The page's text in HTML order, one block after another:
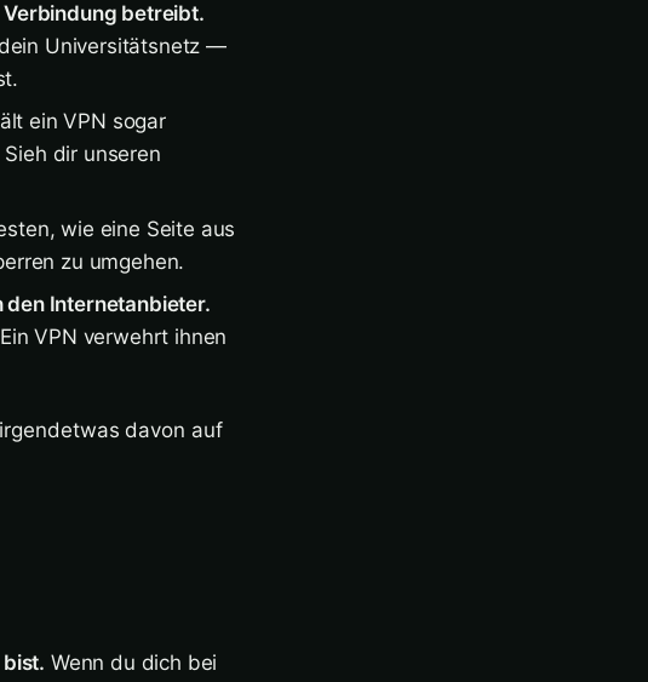
betreibt.
Universitätsnetz —
ein VPN sogar
dir unseren
wie eine Seite aus
zu umgehen.
den Internetanbieter.
VPN verwehrt ihnen
davon auf
Wenn du dich bei